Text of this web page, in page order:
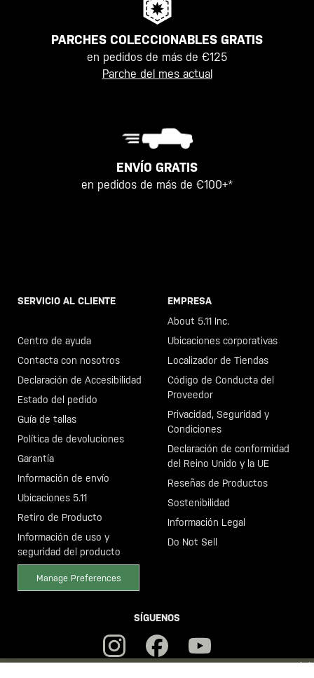
PARCHES COLECCIONABLES GRATIS
en pedidos de más de €125
Parche del mes actual
ENVÍO GRATIS
en pedidos de más de €100+*
SERVICIO AL CLIENTE
Centro de ayuda
Contacta con nosotros
Declaración de Accesibilidad
Estado del pedido
Guía de tallas
Política de devoluciones
Garantía
Información de envío
Ubicaciones 5.11
Retiro de Producto
Información de uso y
seguridad del producto
Manage Preferences
EMPRESA
About 5.11 Inc.
Ubicaciones corporativas
Localizador de Tiendas
Código de Conducta del
Proveedor
Privacidad, Seguridad y
Condiciones
Declaración de conformidad
del Reino Unido y la UE
Reseñas de Productos
Sostenibilidad
Información Legal
Do Not Sell
SÍGUENOS